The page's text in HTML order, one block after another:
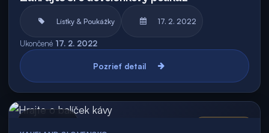
Lístky & Poukážky 17. 2. 2022
Ukončené 17. 2. 2022
Pozrieť detail